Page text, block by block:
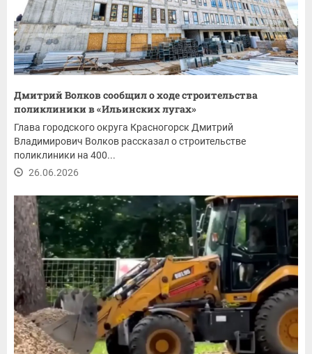
Дмитрий Волков сообщил о ходе строительства
поликлиники в «Ильинских лугах»
Глава городского округа Красногорск Дмитрий
Владимирович Волков рассказал о строительстве
поликлиники на 400...
26.06.2026